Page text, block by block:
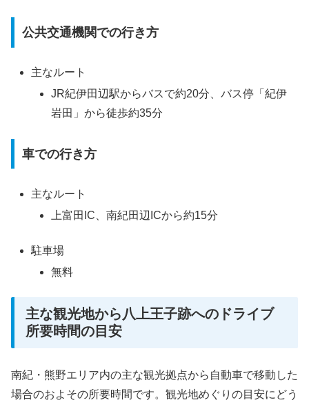
公共交通機関での行き方
主なルート
JR紀伊田辺駅からバスで約20分、バス停「紀伊
岩田」から徒歩約35分
車での行き方
主なルート
上富田IC、南紀田辺ICから約15分
駐車場
無料
主な観光地から八上王子跡へのドライブ
所要時間の目安
南紀・熊野エリア内の主な観光拠点から自動車で移動した
場合のおよその所要時間です。観光地めぐりの目安にどう